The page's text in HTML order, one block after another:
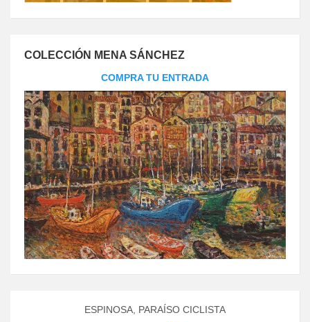
COLECCIÓN MENA SÁNCHEZ
COMPRA TU ENTRADA
ESPINOSA, PARAÍSO CICLISTA